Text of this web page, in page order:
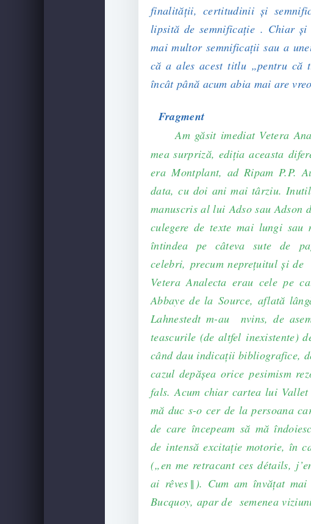
finalității, certitudinii și
lipsită de semnificație . Chiar
mai multor semnificații sau a
că a ales acest titlu „pentru că
încât până acum abia mai are
Fragment
Am găsit imediat Vetera
mea surpriză, ediţia aceasta
era Montplant, ad Ripam P.P.
data, cu doi ani mai târziu.
manuscris al lui Adso sau
culegere de texte mai lungi
întindea pe câteva sute de
celebri, precum nepreţuitul şi
Vetera Analecta erau cele pe
Abbaye de la Source, aflată
Lahnestedt m-au nvins, de
teascurile (de altfel inexistente)
când dau indicaţii bibliografice,
cazul depăşea orice pesimism
fals. Acum chiar cartea lui
mă duc s-o cer de la persoana
de care începeam să mă
de intensă excitaţie motorie, în
(„en me retracant ces détails,
ai rêves‖). Cum am învăţat
Bucquoy, apar de semenea